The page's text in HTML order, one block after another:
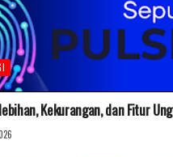
Kekurangan, dan Fitur